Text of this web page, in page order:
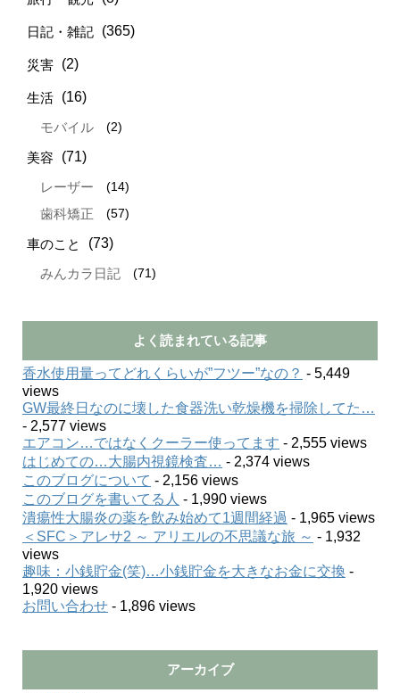
日記・雑記 (365)
災害 (2)
生活 (16)
モバイル (2)
美容 (71)
レーザー (14)
歯科矯正 (57)
車のこと (73)
みんカラ日記 (71)
よく読まれている記事
香水使用量ってどれくらいが”フツー”なの？ - 5,449
views
GW最終日なのに壊した食器洗い乾燥機を掃除してた…
- 2,577 views
エアコン…ではなくクーラー使ってます - 2,555 views
はじめての…大腸内視鏡検査… - 2,374 views
このブログについて - 2,156 views
このブログを書いてる人 - 1,990 views
潰瘍性大腸炎の薬を飲み始めて1週間経過 - 1,965 views
＜SFC＞アレサ2 ～ アリエルの不思議な旅 ～ - 1,932
views
趣味：小銭貯金(笑)…小銭貯金を大きなお金に交換 -
1,920 views
お問い合わせ - 1,896 views
アーカイブ